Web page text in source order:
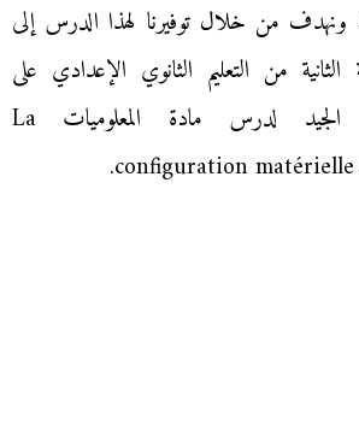
ونهدف من خلال توفيرنا لهذا الدرس إلى
من التعليم الثانوي الإعدادي على
الاستيعاب والفهم الجيد لدرس مادة المعلوميات La
configuration matérielle